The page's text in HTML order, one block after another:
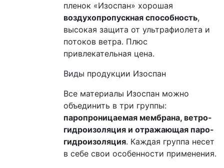
пленок «Изоспан» хорошая
воздухопропускная способность,
высокая защита от ультрафиолета и
потоков ветра. Плюс
привлекательная цена.
Виды продукции Изоспан
Все материалы Изоспан можно
объединить в три группы:
паропроницаемая мембрана, ветро-
гидроизоляция и отражающая паро-
гидроизоляция. Каждая группа несет
в себе свои особенности применения.